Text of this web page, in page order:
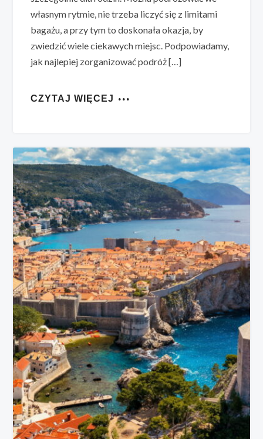
własnym rytmie, nie trzeba liczyć się z limitami
bagażu, a przy tym to doskonała okazja, by
zwiedzić wiele ciekawych miejsc. Podpowiadamy,
jak najlepiej zorganizować podróż […]
CZYTAJ WIĘCEJ